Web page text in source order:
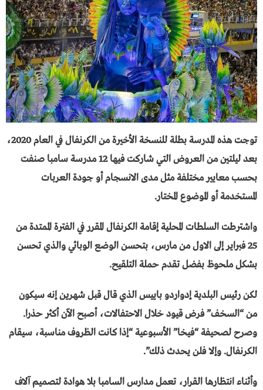
توجت هذه المدرسة بطلة للنسخة الأخيرة من الكرنفال في العام 2020،
بعد ليلتين من العروض التي شاركت فيها 12 مدرسة سامبا صنفت
بحسب معايير مختلفة مثل مدى الانسجام أو جودة العربات
المستخدمة أو الموضوع المختار.
واشترطت السلطات المحلية إقامة الكرنفال المقرر في الفترة الممتدة من
25 فبراير إلى الاول من مارس، بتحسن الوضع الوبائي والذي تحسن
بشكل ملحوظ بفضل تقدم حملة التلقيح.
لكن رئيس البلدية إدواردو باييس الذي قال قبل شهرين إنه سيكون
من “السخف” فرض قيود خلال الاحتفالات، أصبح الآن أكثر حذرا.
وصرح لصحيفة “فيخا” الأسبوعية “إذا كانت الظروف مناسبة، سيقام
الكرنفال. وإلا فلن يحدث ذلك”.
وأثناء انتظارها القرار، تعمل مدارس السامبا بلا هوادة لتصميم آلاف